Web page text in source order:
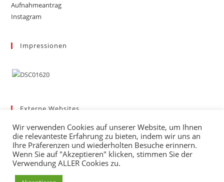
Aufnahmeantrag
Instagram
Impressionen
Externe Websites
Gemeinde March
Wetter
mybigpoint
Wir verwenden Cookies auf unserer Website, um Ihnen
die relevanteste Erfahrung zu bieten, indem wir uns an
Ihre Präferenzen und wiederholten Besuche erinnern.
Wenn Sie auf "Akzeptieren" klicken, stimmen Sie der
Verwendung ALLER Cookies zu.